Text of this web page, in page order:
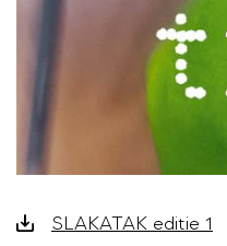
Downloads
SLAKATAK editie 1